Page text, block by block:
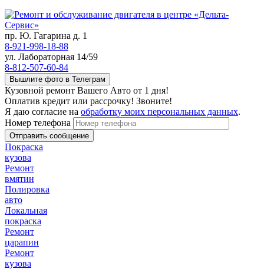
пр. Ю. Гагарина д. 1
8-921-998-18-88
ул. Лабораторная 14/59
8-812-507-60-84
Вышлите фото в Телеграм
Кузовной ремонт Вашего Авто от 1 дня!
Оплатив кредит или рассрочку! Звоните!
Я даю согласие на обработку моих персональных данных.
Номер телефона
Покраска
кузова
Ремонт
вмятин
Полировка
авто
Локальная
покраска
Ремонт
царапин
Ремонт
кузова